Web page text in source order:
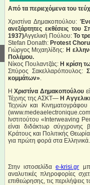
Aπό τα περιεχόμενα του
Χριστίνα Δημακοπούλου:
ανεξάρτητες εκθέσεις
1937)Αγγελική Πούλου: Το
Stefan Donath:Protest
Γιώργος Μιχαηλίδης: Η
Πολέμου.
Νίκος Πουλαντζάς: Η κρίση
Σπύρος Σακελλαρόπουλος:
κομμάτων».
ΗΧριστίνα Δημακοπούλου
Τέχνης της ΑΣΚΤ— Η
Τεχνών και
Ινστιτούτου «Interweaving
είναι διδάκτωρ σύγχρονης
Κράτους και Πολιτικής
για πρώτη φορά στα Ελληνικά.
Στην ιστοσελίδαe-krisi.gr
αναλυτικές πληροφορίες
επιθεώρησης, τις